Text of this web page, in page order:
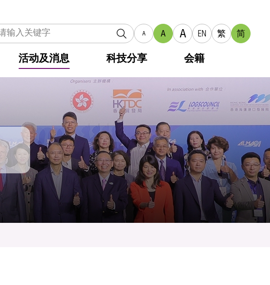
A A A EN 繁 简
活动及消息 科技分享 会籍